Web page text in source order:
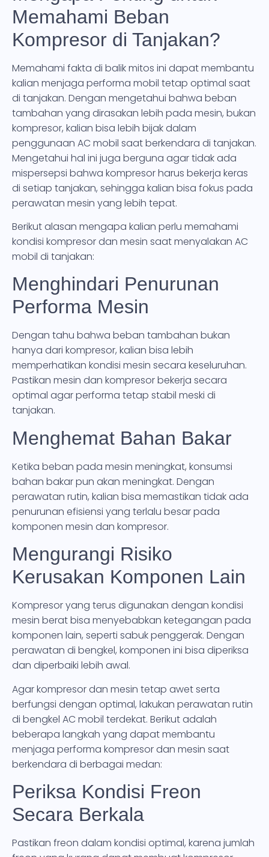
Memahami Beban
Kompresor di Tanjakan?
Memahami fakta di balik mitos ini dapat membantu
kalian menjaga performa mobil tetap optimal saat
di tanjakan. Dengan mengetahui bahwa beban
tambahan yang dirasakan lebih pada mesin, bukan
kompresor, kalian bisa lebih bijak dalam
penggunaan AC mobil saat berkendara di tanjakan.
Mengetahui hal ini juga berguna agar tidak ada
mispersepsi bahwa kompresor harus bekerja keras
di setiap tanjakan, sehingga kalian bisa fokus pada
perawatan mesin yang lebih tepat.
Berikut alasan mengapa kalian perlu memahami
kondisi kompresor dan mesin saat menyalakan AC
mobil di tanjakan:
Menghindari Penurunan
Performa Mesin
Dengan tahu bahwa beban tambahan bukan
hanya dari kompresor, kalian bisa lebih
memperhatikan kondisi mesin secara keseluruhan.
Pastikan mesin dan kompresor bekerja secara
optimal agar performa tetap stabil meski di
tanjakan.
Menghemat Bahan Bakar
Ketika beban pada mesin meningkat, konsumsi
bahan bakar pun akan meningkat. Dengan
perawatan rutin, kalian bisa memastikan tidak ada
penurunan efisiensi yang terlalu besar pada
komponen mesin dan kompresor.
Mengurangi Risiko
Kerusakan Komponen Lain
Kompresor yang terus digunakan dengan kondisi
mesin berat bisa menyebabkan ketegangan pada
komponen lain, seperti sabuk penggerak. Dengan
perawatan di bengkel, komponen ini bisa diperiksa
dan diperbaiki lebih awal.
Agar kompresor dan mesin tetap awet serta
berfungsi dengan optimal, lakukan perawatan rutin
di bengkel AC mobil terdekat. Berikut adalah
beberapa langkah yang dapat membantu
menjaga performa kompresor dan mesin saat
berkendara di berbagai medan:
Periksa Kondisi Freon
Secara Berkala
Pastikan freon dalam kondisi optimal, karena jumlah